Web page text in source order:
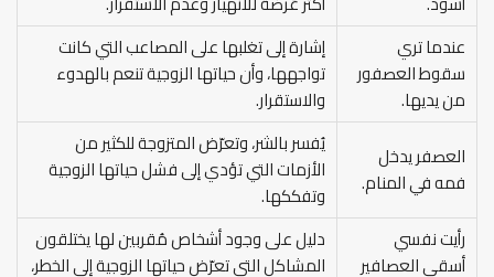
عندما تري
سقوط العصفور
من يديها.
إشارة إلى تغلبها على المصاعب التي كانت
تواجهها، وأن حياتها الزوجية تنعم بالهدوء
والاستقرار.
العصفر يدخل
فمه في المنام.
يُفسر بالشر، وتعرّض المتزوجة للكثير من
الأزمات التي تؤدي إلى فشل حياتها الزوجية
وتفككها.
رأيت نفسي
أسقي العصافير
دليل على وجود أشخاص مُقربين لها يختلقون
المشاكل التي تعرّض حياتها الزوجية إلى الخطر،